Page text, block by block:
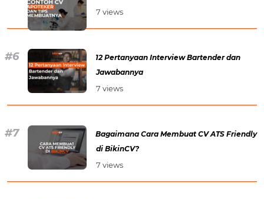
7 views
12 Pertanyaan Interview Bartender dan
Jawabannya
7 views
Bagaimana Cara Membuat CV ATS Friendly
di BikinCV?
7 views